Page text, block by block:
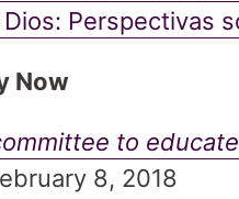
Perspectivas
Now
to
8, 2018